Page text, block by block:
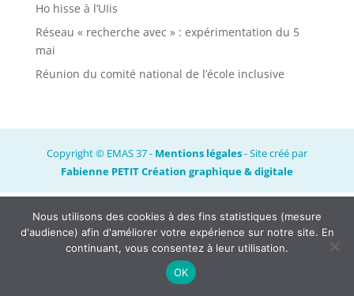
Ho hisse à l’UIis
Réseau « recherche avec » : expérimentation du 5
mai
Réunion du comité national de l’école inclusive
Copyright © EMAS 37 - Mentions légales- Site créé par
Fabienne PETIT Création graphique & digitale
Nous utilisons des cookies à des fins statistiques (mesure
d'audience) afin d'améliorer votre expérience sur notre site. En
continuant, vous consentez à leur utilisation.
OK